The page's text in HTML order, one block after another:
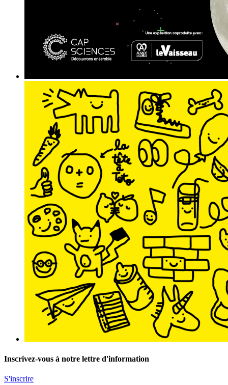
Inscrivez-vous à notre lettre d'information
S'inscrire